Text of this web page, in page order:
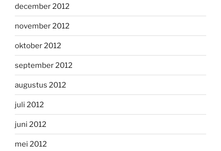
december 2012
november 2012
oktober 2012
september 2012
augustus 2012
juli 2012
juni 2012
mei 2012